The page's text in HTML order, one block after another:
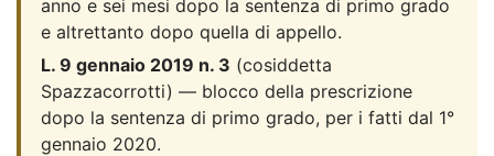
anno e sei mesi dopo la sentenza di primo grado
e altrettanto dopo quella di appello.
L. 9 gennaio 2019 n. 3 (cosiddetta
Spazzacorrotti) — blocco della prescrizione
dopo la sentenza di primo grado, per i fatti dal 1°
gennaio 2020.